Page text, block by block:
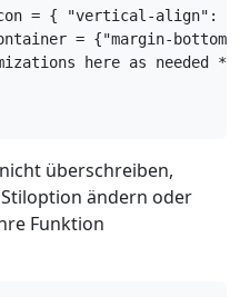
überschreiben,
ändern oder
Funktion